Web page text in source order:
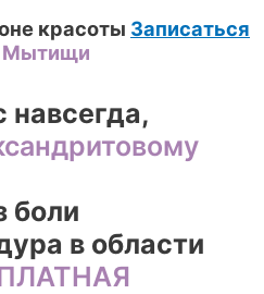
красоты Записаться
Мытищи
навсегда,
боли
в области